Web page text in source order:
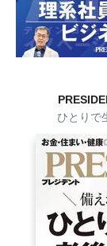
ひとりで